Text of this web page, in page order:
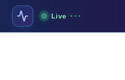
Live